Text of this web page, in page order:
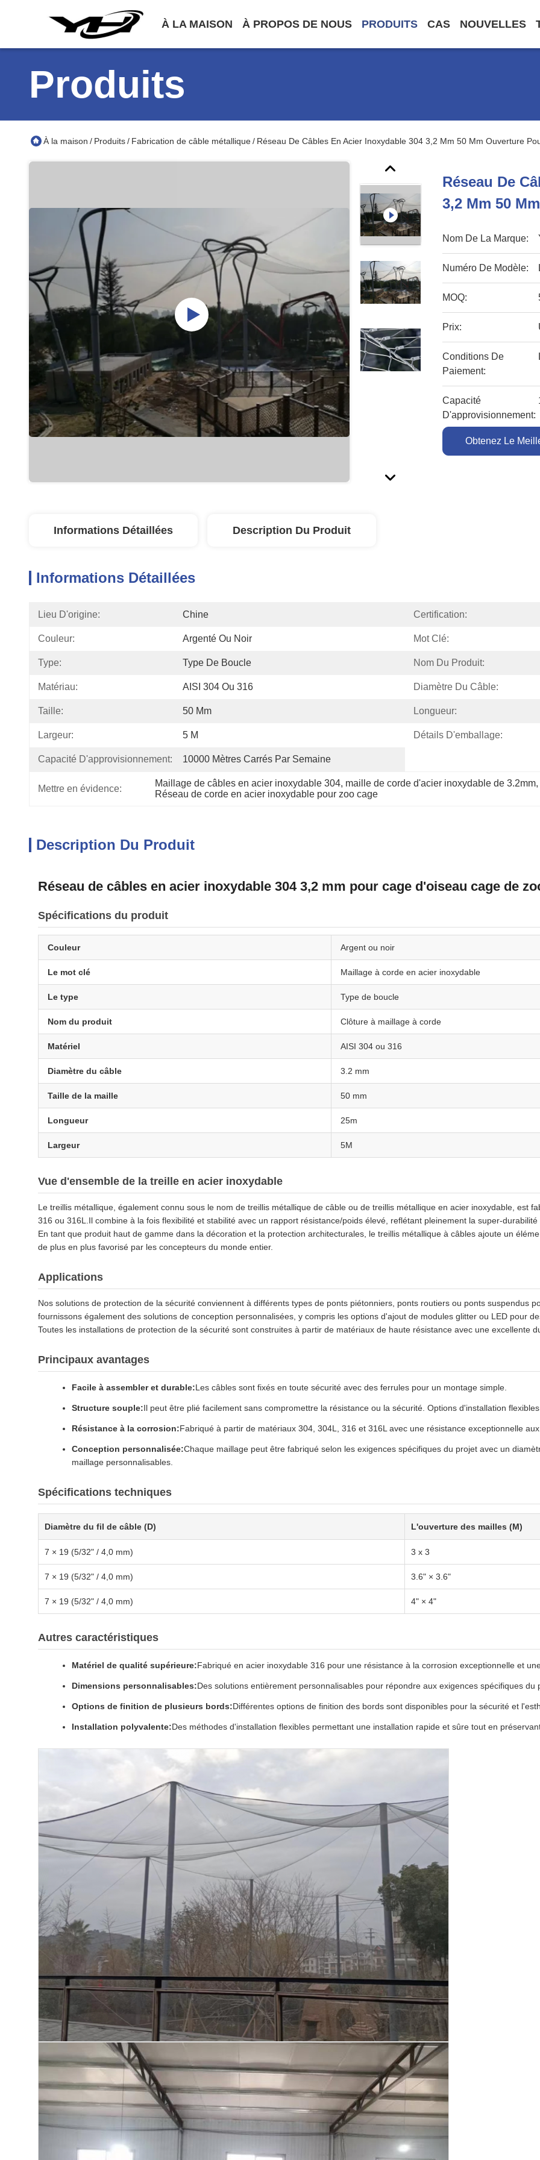
À LA MAISON À PROPOS DE NOUS PRODUITS CAS NOUVELLES
Produits
À la maison / Produits/ Fabrication de câble métallique/ Réseau De Câbles En Acier Inoxydable 304 3,2 Mm 50 Mm Ouverture
Réseau De
3,2 Mm 50
Nom De La Marque:
Numéro De Modèle:
MOQ:
Prix:
Conditions De
Paiement:
Capacité
D'approvisionnement:
Obtenez Le
Informations Détaillées Description Du Produit
Informations Détaillées
Lieu D'origine: Chine Certification:
Couleur: Argenté Ou Noir Mot Clé:
Type: Type De Boucle Nom Du Produit:
Matériau: AISI 304 Ou 316 Diamètre Du Câble:
Taille: 50 Mm Longueur:
Largeur: 5 M Détails D'emballage:
Capacité D'approvisionnement: 10000 Mètres Carrés Par Semaine
Mettre en évidence:
Maillage de câbles en acier inoxydable 304, maille de corde d'acier inoxydable de 3.2mm,
Réseau de corde en acier inoxydable pour zoo cage
Description Du Produit
Réseau de câbles en acier inoxydable 304 3,2 mm pour cage d'oiseau cage de
Spécifications du produit
Couleur Argent ou noir
Le mot clé Maillage à corde en acier inoxydable
Le type Type de boucle
Nom du produit Clôture à maillage à corde
Matériel AISI 304 ou 316
Diamètre du câble 3.2 mm
Taille de la maille 50 mm
Longueur 25m
Largeur 5M
Vue d'ensemble de la treille en acier inoxydable
Le treillis métallique, également connu sous le nom de treillis métallique de câble ou de treillis métallique en acier inoxydable, est
316 ou 316L.Il combine à la fois flexibilité et stabilité avec un rapport résistance/poids élevé, reflétant pleinement la super-
En tant que produit haut de gamme dans la décoration et la protection architecturales, le treillis métallique à câbles ajoute un
de plus en plus favorisé par les concepteurs du monde entier.
Applications
Nos solutions de protection de la sécurité conviennent à différents types de ponts piétonniers, ponts routiers ou ponts suspendus
fournissons également des solutions de conception personnalisées, y compris les options d'ajout de modules glitter ou LED pour
Toutes les installations de protection de la sécurité sont construites à partir de matériaux de haute résistance avec une excellente
Principaux avantages
Facile à assembler et durable:Les câbles sont fixés en toute sécurité avec des ferrules pour un montage simple.
Structure souple:Il peut être plié facilement sans compromettre la résistance ou la sécurité. Options d'installation
Résistance à la corrosion:Fabriqué à partir de matériaux 304, 304L, 316 et 316L avec une résistance exceptionnelle
Conception personnalisée:Chaque maillage peut être fabriqué selon les exigences spécifiques du projet avec un
maillage personnalisables.
Spécifications techniques
Diamètre du fil de câble (D) L'ouverture des mailles (M)
7 × 19 (5/32" / 4,0 mm) 3 x 3
7 × 19 (5/32" / 4,0 mm) 3.6" × 3.6"
7 × 19 (5/32" / 4,0 mm) 4" × 4"
Autres caractéristiques
Matériel de qualité supérieure:Fabriqué en acier inoxydable 316 pour une résistance à la corrosion exceptionnelle et
Dimensions personnalisables:Des solutions entièrement personnalisables pour répondre aux exigences spécifiques du
Options de finition de plusieurs bords:Différentes options de finition des bords sont disponibles pour la sécurité et
Installation polyvalente:Des méthodes d'installation flexibles permettant une installation rapide et sûre tout en